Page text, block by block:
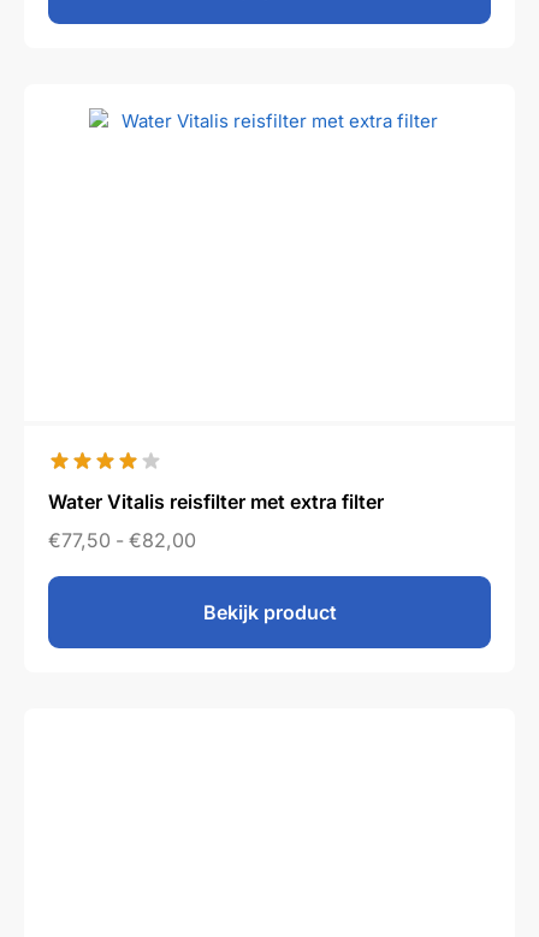
Water Vitalis reisfilter met extra filter
€77,50 - €82,00
Bekijk product